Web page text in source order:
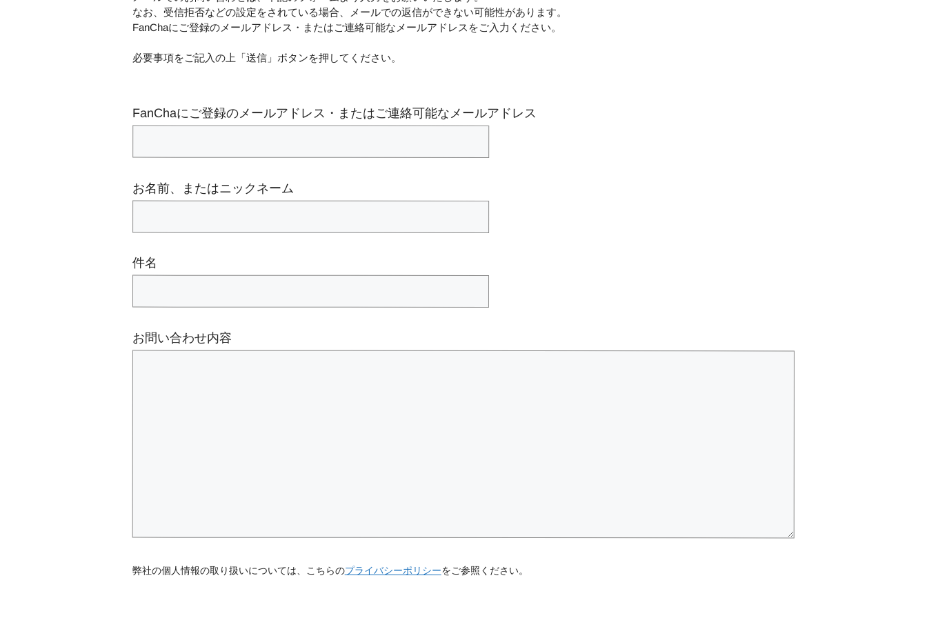
なお、受信拒否などの設定をされている場合、メールでの返信ができない可能性があります。
FanChaにご登録のメールアドレス・またはご連絡可能なメールアドレスをご入力ください。
必要事項をご記入の上「送信」ボタンを押してください。
FanChaにご登録のメールアドレス・またはご連絡可能なメールアドレス
お名前、またはニックネーム
件名
お問い合わせ内容
弊社の個人情報の取り扱いについては、こちらのプライバシーポリシーをご参照ください。